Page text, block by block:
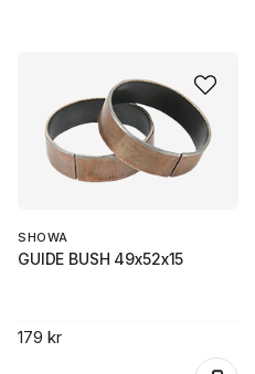
SHOWA
GUIDE BUSH 49x52x15
179 kr